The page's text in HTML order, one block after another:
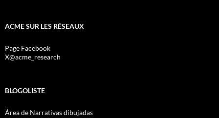
ACME SUR LES RÉSEAUX
Page Facebook
X@acme_research
BLOGOLISTE
Área de Narrativas dibujadas